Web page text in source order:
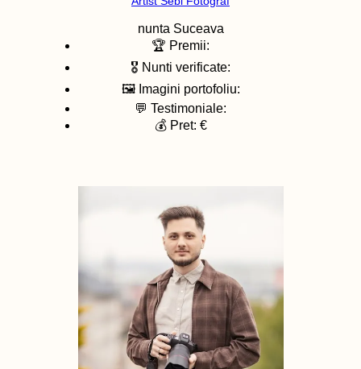
nunta Suceava
🏆 Premii:
🎖️ Nunti verificate:
🖼️ Imagini portofoliu:
💬 Testimoniale:
💰 Pret: €